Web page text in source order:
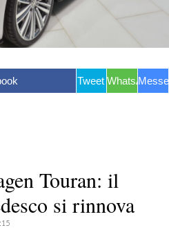
Tweet WhatsApp
Touran: il
si rinnova